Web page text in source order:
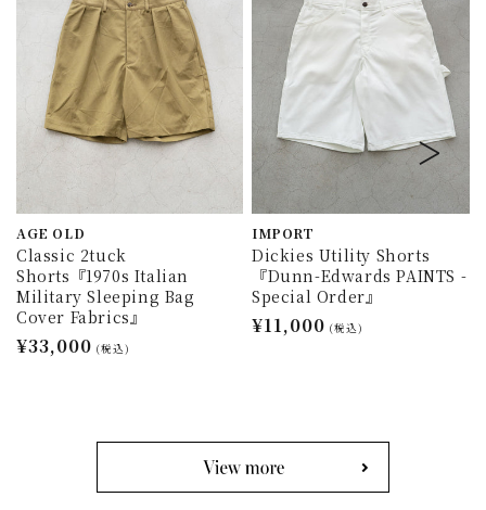
AGE OLD
Classic 2tuck
Shorts『1970s Italian
Military Sleeping Bag
Cover Fabrics』
通
¥33,000 (税込)
IMPORT
Dickies Utility Shorts
『Dunn-Edwards PAINTS -
Special Order』
通
¥11,000 (税込)